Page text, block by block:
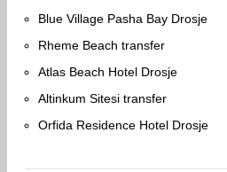
Blue Village Pasha Bay Drosje
Rheme Beach transfer
Atlas Beach Hotel Drosje
Altinkum Sitesi transfer
Orfida Residence Hotel Drosje